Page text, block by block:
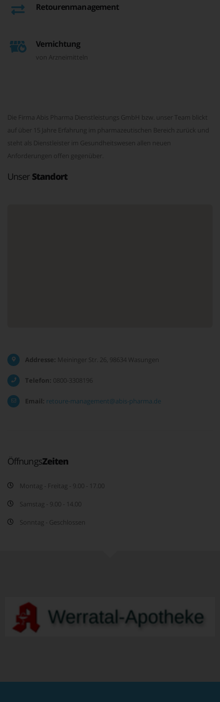
Retourenmanagement
Vernichtung
von Arzneimitteln
Die Firma Abis Pharma Dienstleistungs GmbH bzw. unser Team blickt
auf über 15 Jahre Erfahrung im pharmazeutischen Bereich zurück und
steht als Dienstleister im Gesundheitswesen allen neuen
Anforderungen offen gegenüber.
Unser Standort
Addresse: Meininger Str. 26, 98634 Wasungen
Telefon: 0800-3308196
Email: retoure-management@abis-pharma.de
ÖffnungsZeiten
Montag - Freitag - 9.00 - 17.00
Samstag - 9.00 - 14.00
Sonntag - Geschlossen